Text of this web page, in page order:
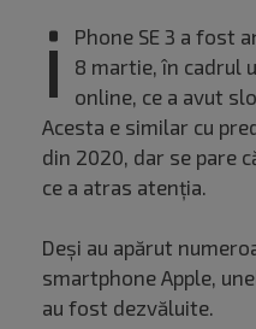
i
Phone SE 3 a fost
8 martie, în cadrul
online, ce a avut
Acesta e similar cu
din 2020, dar se pare
ce a atras atenția.
Deși au apărut
smartphone Apple,
au fost dezvăluite.